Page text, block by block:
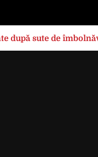
după sute de